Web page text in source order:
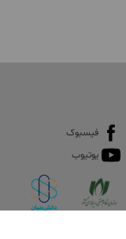
فیسبوک
یوتیوب